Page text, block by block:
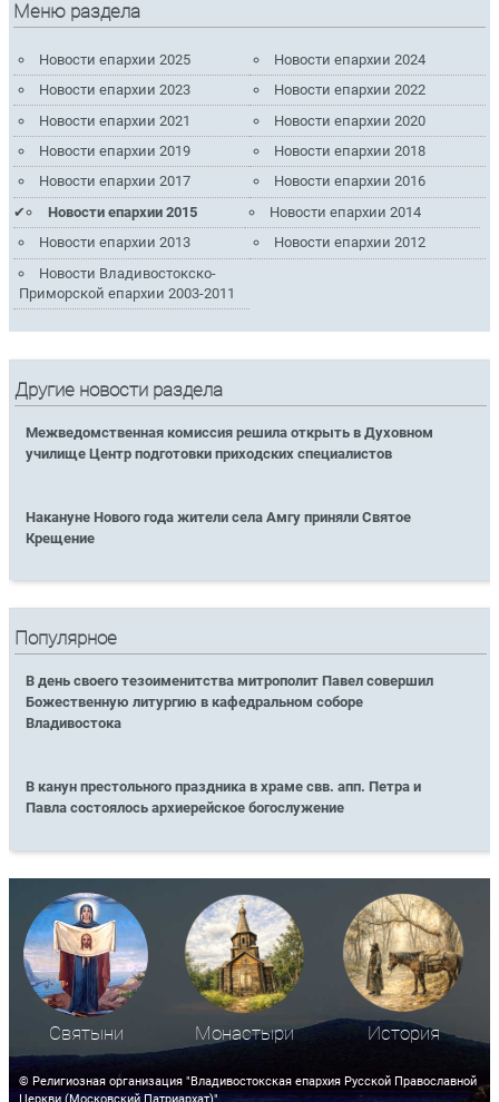
Меню раздела
Новости епархии 2025
Новости епархии 2024
Новости епархии 2023
Новости епархии 2022
Новости епархии 2021
Новости епархии 2020
Новости епархии 2019
Новости епархии 2018
Новости епархии 2017
Новости епархии 2016
Новости епархии 2015
Новости епархии 2014
Новости епархии 2013
Новости епархии 2012
Новости Владивостокско-
Приморской епархии 2003-2011
Другие новости раздела
Межведомственная комиссия решила открыть в Духовном
училище Центр подготовки приходских специалистов
Накануне Нового года жители села Амгу приняли Святое
Крещение
Популярное
В день своего тезоименитства митрополит Павел совершил
Божественную литургию в кафедральном соборе
Владивостока
В канун престольного праздника в храме свв. апп. Петра и
Павла состоялось архиерейское богослужение
Святыни Монастыри История
© Религиозная организация "Владивостокская епархия Русской Православной